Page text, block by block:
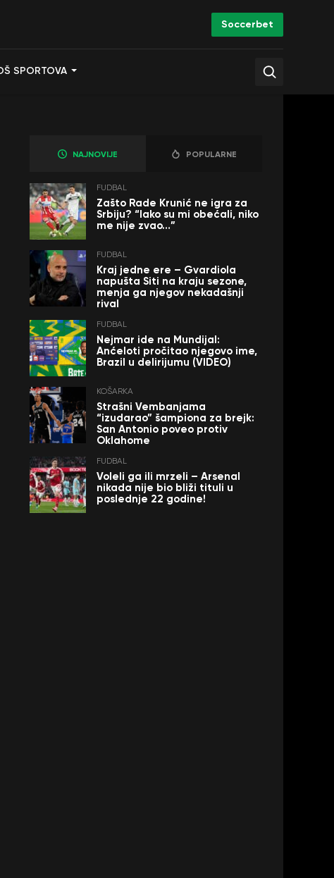
Soccerbet
SPORTOVA
NAJNOVIJE POPULARNE
FUDBAL
Zašto Rade Krunić ne igra za
Srbiju? “Iako su mi obećali, niko
me nije zvao…”
FUDBAL
Kraj jedne ere – Gvardiola
napušta Siti na kraju sezone,
menja ga njegov nekadašnji
rival
FUDBAL
Nejmar ide na Mundijal:
Anćeloti pročitao njegovo ime,
Brazil u delirijumu (VIDEO)
KOŠARKA
Strašni Vembanjama
“izudarao” šampiona za brejk:
San Antonio poveo protiv
Oklahome
FUDBAL
Voleli ga ili mrzeli – Arsenal
nikada nije bio bliži tituli u
poslednje 22 godine!